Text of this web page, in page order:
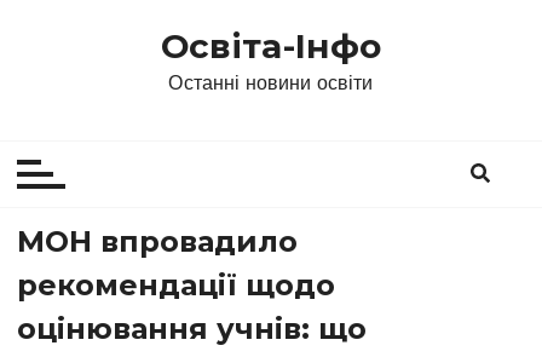
Освіта-Інфо
Останні новини освіти
МОН впровадило
рекомендації щодо
оцінювання учнів: що